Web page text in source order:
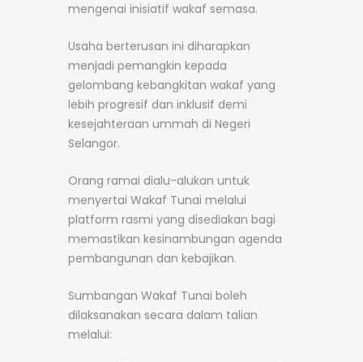
mengenai inisiatif wakaf semasa.
Usaha berterusan ini diharapkan
menjadi pemangkin kepada
gelombang kebangkitan wakaf yang
lebih progresif dan inklusif demi
kesejahteraan ummah di Negeri
Selangor.
Orang ramai dialu-alukan untuk
menyertai Wakaf Tunai melalui
platform rasmi yang disediakan bagi
memastikan kesinambungan agenda
pembangunan dan kebajikan.
Sumbangan Wakaf Tunai boleh
dilaksanakan secara dalam talian
melalui: